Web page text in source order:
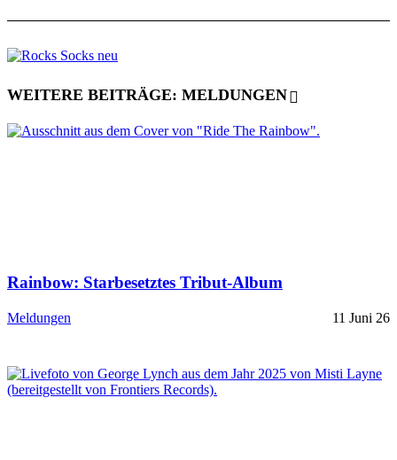
WEITERE BEITRÄGE: MELDUNGEN
Rainbow: Starbesetztes Tribut-Album
Meldungen 11 Juni 26